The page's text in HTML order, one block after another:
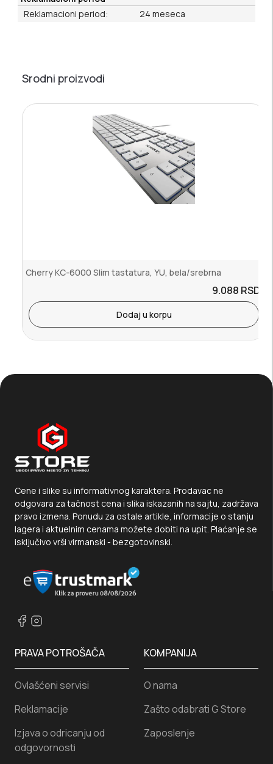
Reklamacioni period:
24 meseca
Srodni proizvodi
Cherry KC-6000 Slim tastatura, YU, bela/srebrna
9.088 RSD.
Dodaj u korpu
Cene i slike su informativnog karaktera. Prodavac ne
odgovara za tačnost cena i slika iskazanih na sajtu, zadržava
pravo izmena. Ponudu za ostale artikle, informacije o stanju
lagera i aktuelnim cenama možete dobiti na upit. Plaćanje se
isključivo vrši virmanski - bezgotovinski.
PRAVA POTROŠAČA
Ovlašćeni servisi
Reklamacije
Izjava o odricanju od
odgovornosti
KOMPANIJA
O nama
Zašto odabrati G Store
Zaposlenje